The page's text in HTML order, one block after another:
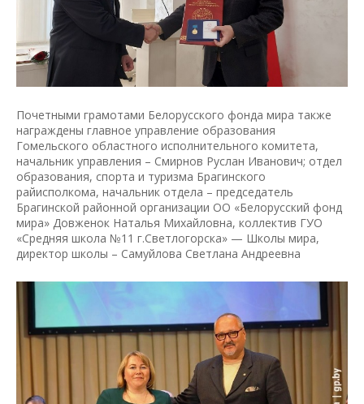
Почетными грамотами Белорусского фонда мира также
награждены главное управление образования
Гомельского областного исполнительного комитета,
начальник управления – Смирнов Руслан Иванович; отдел
образования, спорта и туризма Брагинского
райисполкома, начальник отдела – председатель
Брагинской районной организации ОО «Белорусский фонд
мира» Довженок Наталья Михайловна, коллектив ГУО
«Средняя школа №11 г.Светлогорска» — Школы мира,
директор школы – Самуйлова Светлана Андреевна